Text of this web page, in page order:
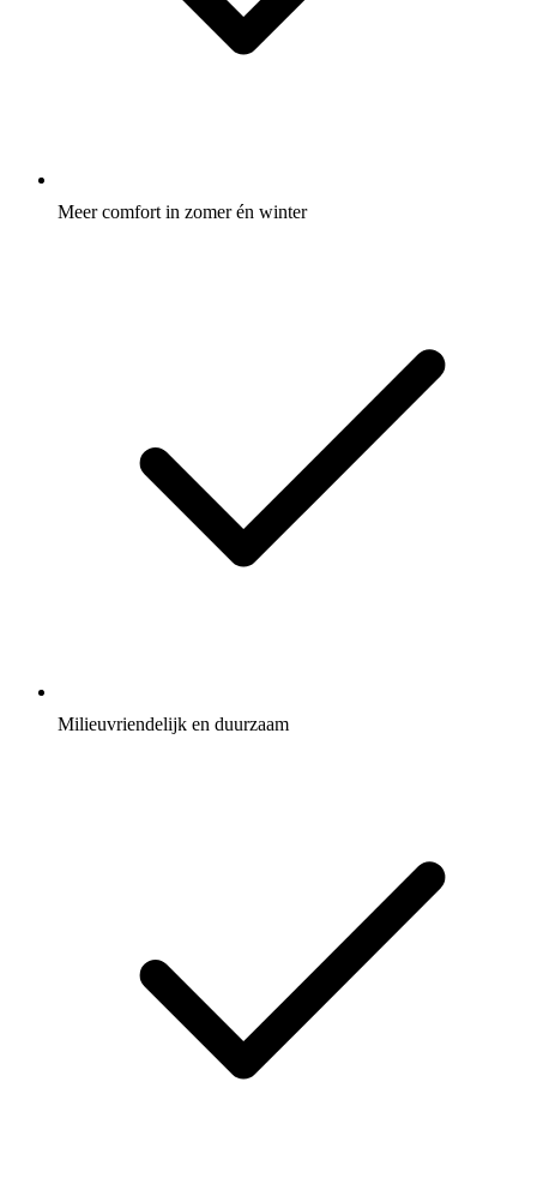
Meer comfort in zomer én winter
Milieuvriendelijk en duurzaam